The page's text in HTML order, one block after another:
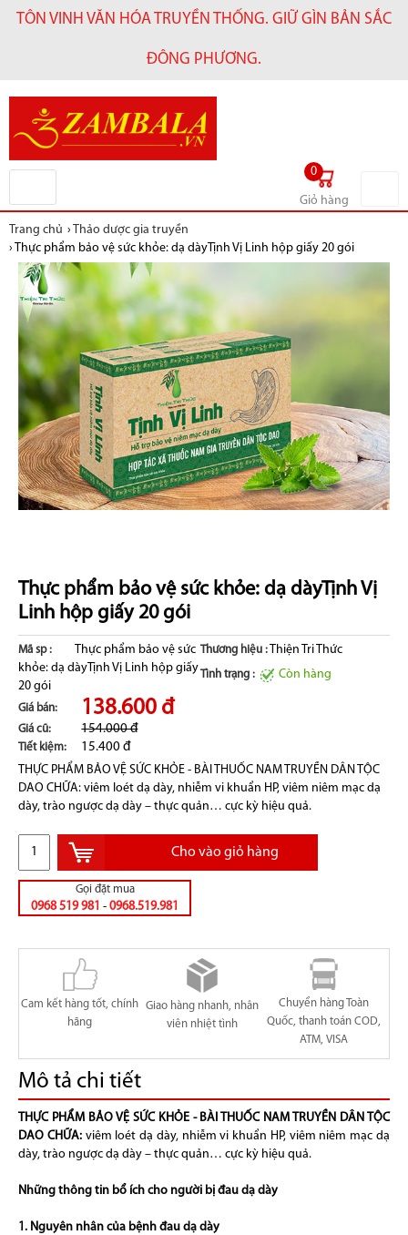
TÔN VINH VĂN HÓA TRUYỀN THỐNG. GIỮ GÌN BẢN SẮC
ĐÔNG PHƯƠNG.
0
Giỏ hàng
Trang chủ ›
Thảo dược gia truyền
›
Thực phẩm bảo vệ sức khỏe: dạ dàyTịnh Vị Linh hộp giấy 20 gói
Thực phẩm bảo vệ sức khỏe: dạ dàyTịnh Vị
Linh hộp giấy 20 gói
Mã sp :
Thực phẩm bảo vệ sức
khỏe: dạ dàyTịnh Vị Linh hộp giấy
20 gói
Thương hiệu :Thiện Tri Thức
Tình trạng : Còn hàng
Giá bán: 138.600 đ
Giá cũ: 154.000 đ
Tiết kiệm:
15.400 đ
THỰC PHẨM BẢO VỆ SỨC KHỎE - BÀI THUỐC NAM TRUYỀN DÂN TỘC
DAO CHỮA: viêm loét dạ dày, nhiễm vi khuẩn HP, viêm niêm mạc dạ
dày, trào ngược dạ dày – thực quản… cực kỳ hiệu quả.
Cho vào giỏ hàng
Gọi đặt mua
0968 519 981 - 0968.519.981
Cam kết hàng tốt, chính
hãng
Giao hàng nhanh, nhân
viên nhiệt tình
Chuyển hàng Toàn
Quốc, thanh toán COD,
ATM, VISA
Mô tả chi tiết
THỰC PHẨM BẢO VỆ SỨC KHỎE - BÀI THUỐC NAM TRUYỀN DÂN TỘC
DAO CHỮA:viêm loét dạ dày, nhiễm vi khuẩn HP, viêm niêm mạc dạ
dày, trào ngược dạ dày – thực quản… cực kỳ hiệu quả.
Những thông tin bổ ích cho người bị đau dạ dày
1. Nguyên nhân của bệnh đau dạ dày